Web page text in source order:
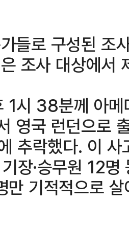
들로 구성된 조
조사 대상에서
1시 38분께 아
영국 런던으로
추락했다. 이 사
장·승무원 12
만 기적적으로